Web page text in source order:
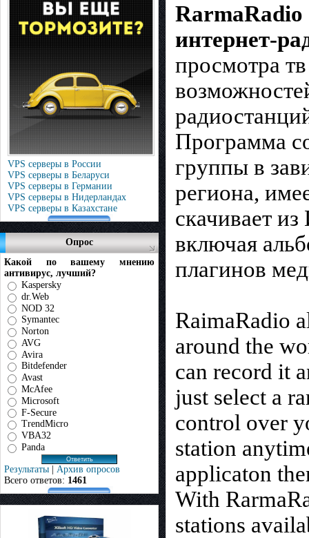
VPS серверы в России
VPS серверы в Беларуси
VPS серверы в Германии
VPS серверы в Нидерландах
VPS серверы в Казахстане
Опрос
Какой по вашему мнению
антивирус, лучший?
Kaspersky
dr.Web
NOD 32
Symantec
Norton
AVG
Avira
Bitdefender
Avast
McAfee
Microsoft
F-Secure
TrendMicro
VBA32
Panda
Результаты | Архив опросов
Всего ответов: 1461
RarmaRadio
интернет-
просмотра
Программа
группы в
региона,
скачивает
включая
плагинов
RaimaRadio
around the
can record it
just select a
control over
station
applicaton
With
stations